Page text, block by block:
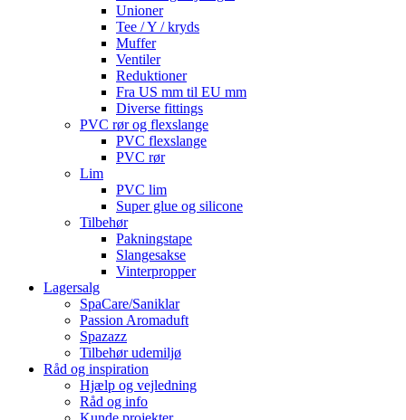
Unioner
Tee / Y / kryds
Muffer
Ventiler
Reduktioner
Fra US mm til EU mm
Diverse fittings
PVC rør og flexslange
PVC flexslange
PVC rør
Lim
PVC lim
Super glue og silicone
Tilbehør
Pakningstape
Slangesakse
Vinterpropper
Lagersalg
SpaCare/Saniklar
Passion Aromaduft
Spazazz
Tilbehør udemiljø
Råd og inspiration
Hjælp og vejledning
Råd og info